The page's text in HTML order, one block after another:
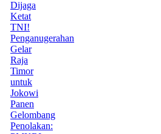
Dijaga
Ketat
TNI!
Penganugerahan
Gelar
Raja
Timor
untuk
Jokowi
Panen
Gelombang
Penolakan: